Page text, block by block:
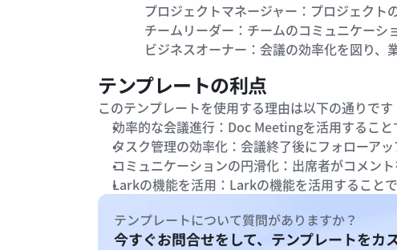
プロジェクトマネージャー：プロジェク
チームリーダー：チームのコミュニケー
ビジネスオーナー：会議の効率化を図り、
テンプレートの利点
このテンプレートを使用する理由は以下の通りです
効率的な会議進行：Doc Meetingを活用すること
タスク管理の効率化：会議終了後にフォローア
コミュニケーションの円滑化：出席者がコメン
Larkの機能を活用：Larkの機能を活用すること
テンプレートについて質問がありますか？
今すぐお問合せをして、テンプレートをカ